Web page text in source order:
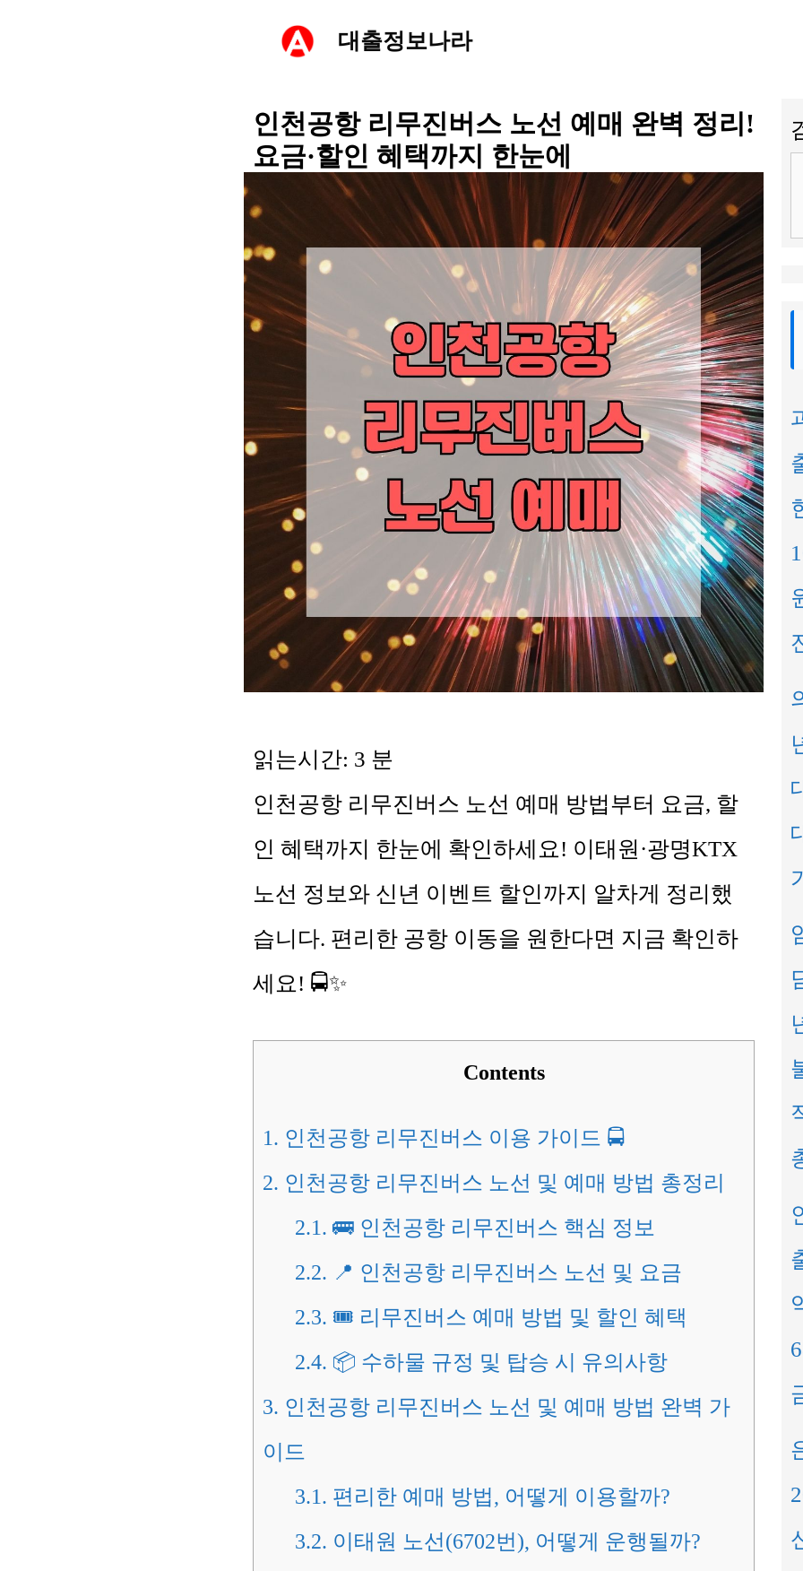
대출정보나라
인천공항 리무진버스 노선 예매 완벽 정리!
요금·할인 혜택까지 한눈에
읽는시간: 3 분
인천공항 리무진버스 노선 예매 방법부터 요금, 할
인 혜택까지 한눈에 확인하세요! 이태원·광명KTX
노선 정보와 신년 이벤트 할인까지 알차게 정리했
습니다. 편리한 공항 이동을 원한다면 지금 확인하
세요! 🚍✨
Contents
1. 인천공항 리무진버스 이용 가이드 🚍
2. 인천공항 리무진버스 노선 및 예매 방법 총정리
2.1. 🚌 인천공항 리무진버스 핵심 정보
2.2. 📍 인천공항 리무진버스 노선 및 요금
2.3. 🎟️ 리무진버스 예매 방법 및 할인 혜택
2.4. 📦 수하물 규정 및 탑승 시 유의사항
3. 인천공항 리무진버스 노선 및 예매 방법 완벽 가
이드
3.1. 편리한 예매 방법, 어떻게 이용할까?
3.2. 이태원 노선(6702번), 어떻게 운행될까?